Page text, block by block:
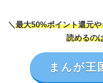
＼ 最大50%ポイント還元
読めるの
まんが王